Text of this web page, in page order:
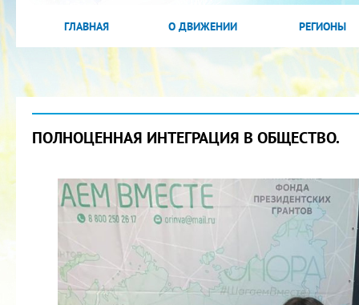
ГЛАВНАЯ О ДВИЖЕНИИ РЕГИОНЫ
ПОЛНОЦЕННАЯ ИНТЕГРАЦИЯ В ОБЩЕСТВО.